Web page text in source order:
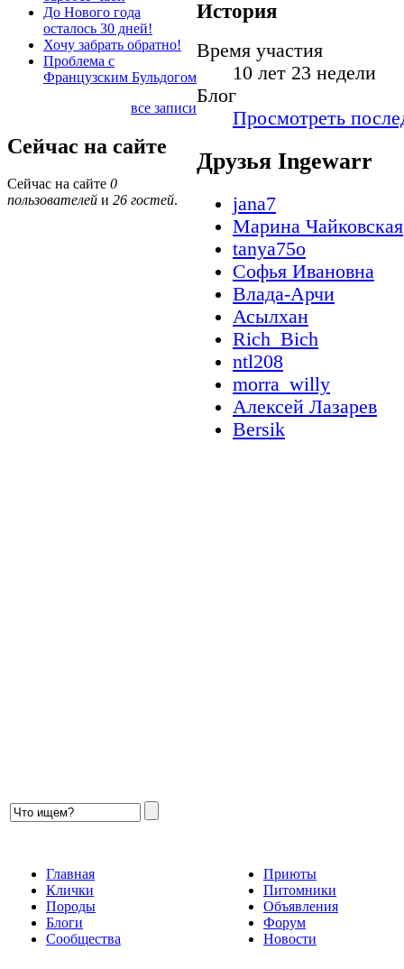
До Нового года
осталось 30 дней!
Хочу забрать обратно!
Проблема с
Французским Бульдогом
все записи
Сейчас на сайте
Сейчас на сайте 0
пользователей и 26 гостей.
История
Время участия
10 лет 23 недели
Блог
Просмотреть
Друзья Ingewarr
jana7
Марина Чайковская
tanya75o
Софья Ивановна
Влада-Арчи
Асылхан
Rich_Bich
ntl208
morra_willy
Алексей Лазарев
Bersik
Главная
Клички
Породы
Блоги
Сообщества
Приюты
Питомники
Объявления
Форум
Новости